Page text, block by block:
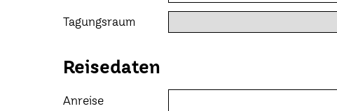
Tagungsraum
Reisedaten
Anreise